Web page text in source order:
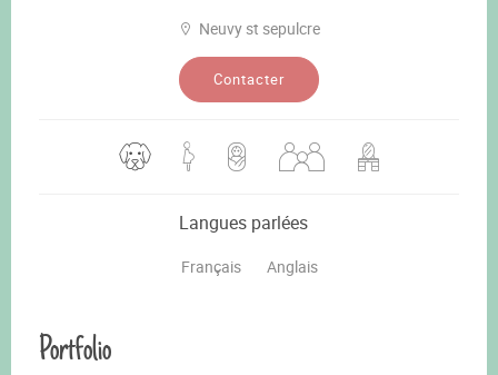
Neuvy st sepulcre
Contacter
Langues parlées
Français Anglais
Portfolio